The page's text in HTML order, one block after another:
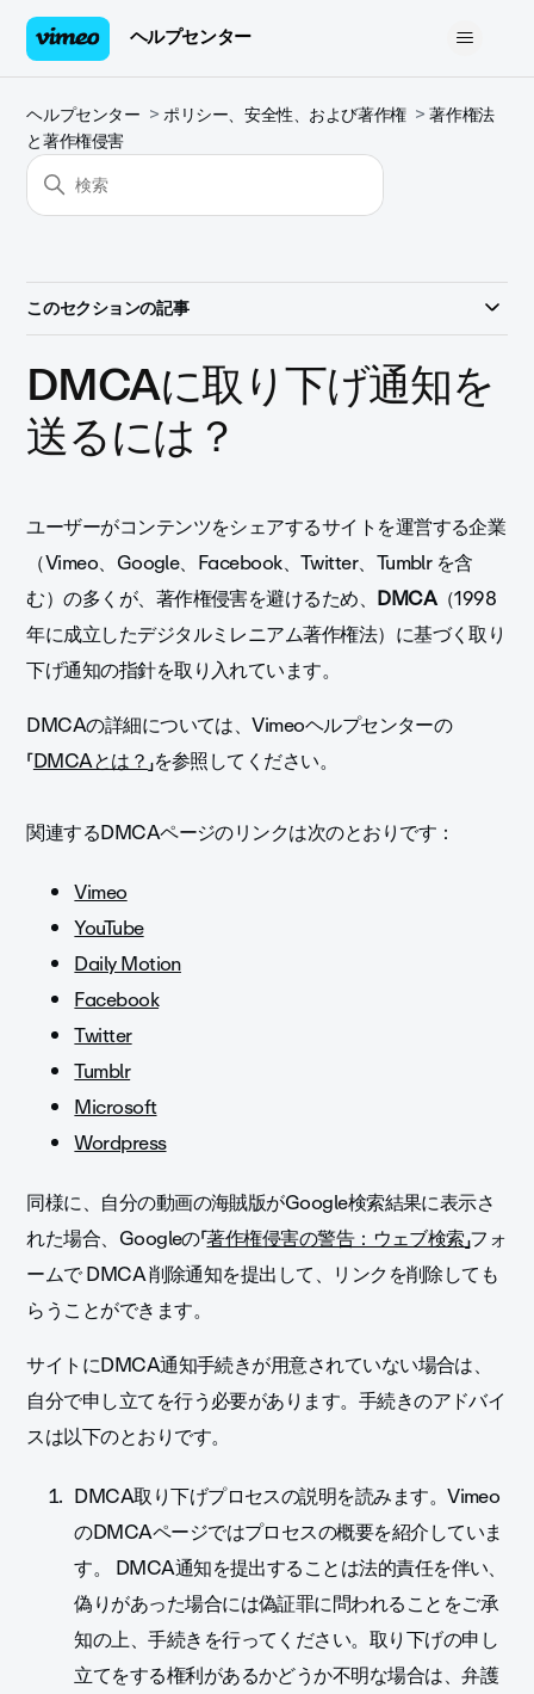
ヘルプセンター
ヘルプセンター ポリシー、安全性、および著作権
著作権法
と著作権侵害
このセクションの記事
DMCAに取り下げ通知を
送るには？
ユーザーがコンテンツをシェアするサイトを運営する企業
（Vimeo、Google、Facebook、Twitter、Tumblr を含
む）の多くが、著作権侵害を避けるため、 DMCA（1998
年に成立したデジタルミレニアム著作権法）に基づく取り
下げ通知の指針を取り入れています。
DMCAの詳細については、Vimeoヘルプセンターの
「DMCAとは？」を参照してください。
関連するDMCAページのリンクは次のとおりです：
Vimeo
YouTube
Daily Motion
Facebook
Twitter
Tumblr
Microsoft
Wordpress
同様に、自分の動画の海賊版がGoogle検索結果に表示さ
れた場合、Googleの「著作権侵害の警告：ウェブ検索」フォ
ームで DMCA 削除通知を提出して、リンクを削除しても
らうことができます。
サイトにDMCA通知手続きが用意されていない場合は、
自分で申し立てを行う必要があります。手続きのアドバイ
スは以下のとおりです。
DMCA取り下げプロセスの説明を読みます。Vimeo
のDMCAページではプロセスの概要を紹介していま
す。 DMCA通知を提出することは法的責任を伴い、
偽りがあった場合には偽証罪に問われることをご承
知の上、手続きを行ってください。取り下げの申し
立てをする権利があるかどうか不明な場合は、弁護